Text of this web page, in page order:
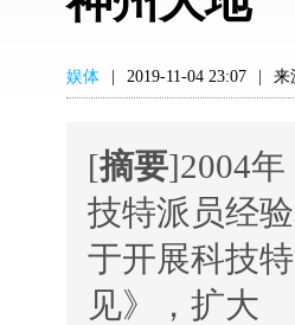
娱体 2019-11-04 23:07 来
[摘要]2004
技特派员经
于开展科技
见》，扩大